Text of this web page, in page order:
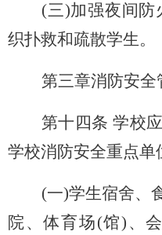
(三)加强夜间防
织扑救和疏散学生。
第三章消防安全
第十四条 学校
学校消防安全重点单
(一)学生宿舍、
院、体育场(馆)、